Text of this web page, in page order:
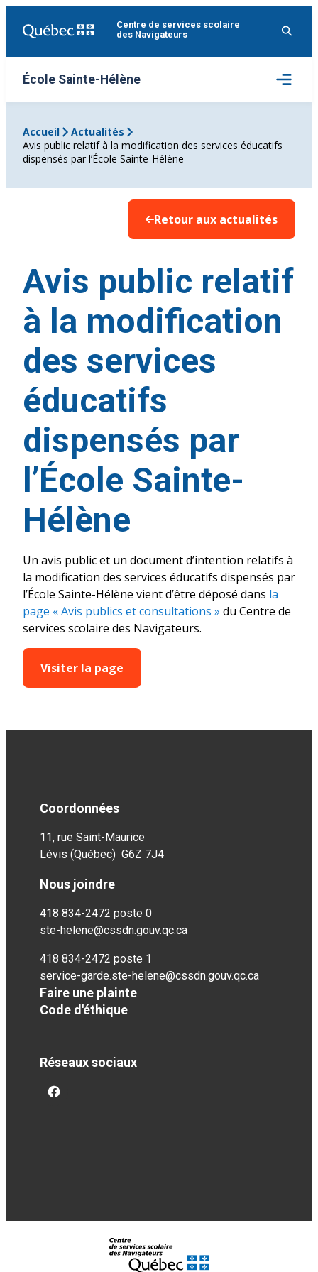
Centre de services scolaire
des Navigateurs
École Sainte-Hélène
Ouvrir
le
menu
Accueil
Actualités
Avis public relatif à la modification des services éducatifs
dispensés par l’École Sainte-Hélène
Retour aux actualités
Avis public relatif
à la modification
des services
éducatifs
dispensés par
l’École Sainte-
Hélène
Un avis public et un document d’intention relatifs à
la modification des services éducatifs dispensés par
l’École Sainte-Hélène vient d’être déposé dans la
page « Avis publics et consultations » du Centre de
services scolaire des Navigateurs.
Visiter la page
Coordonnées
11, rue Saint-Maurice
Lévis (Québec) G6Z 7J4
Nous joindre
418 834-2472 poste 0
ste-helene@cssdn.gouv.qc.ca
418 834-2472 poste 1
service-garde.ste-helene@cssdn.gouv.qc.ca
Faire une plainte
Code d'éthique
Réseaux sociaux
facebook